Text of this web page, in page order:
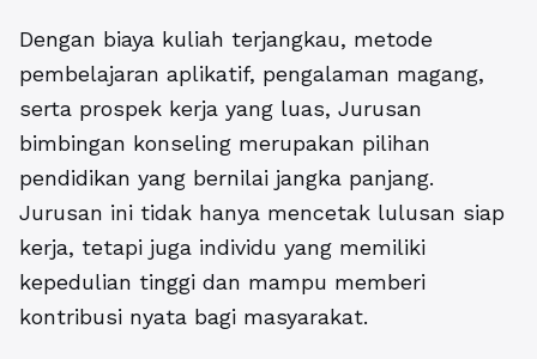
Dengan biaya kuliah terjangkau, metode
pembelajaran aplikatif, pengalaman magang,
serta prospek kerja yang luas, Jurusan
bimbingan konseling merupakan pilihan
pendidikan yang bernilai jangka panjang.
Jurusan ini tidak hanya mencetak lulusan siap
kerja, tetapi juga individu yang memiliki
kepedulian tinggi dan mampu memberi
kontribusi nyata bagi masyarakat.